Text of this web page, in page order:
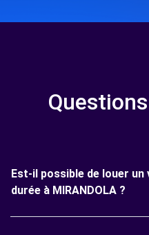
Est-il possible de louer un
durée à MIRANDOLA ?